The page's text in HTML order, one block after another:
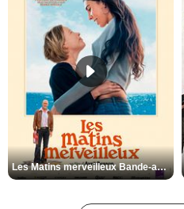
Les Matins merveilleux Bande-annonce VF